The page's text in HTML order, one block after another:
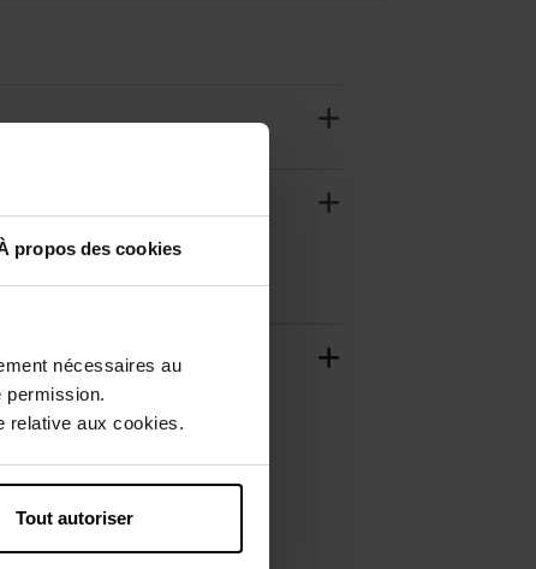
propos des cookies
nécessaires au
permission.
relative aux cookies.
Tout autoriser